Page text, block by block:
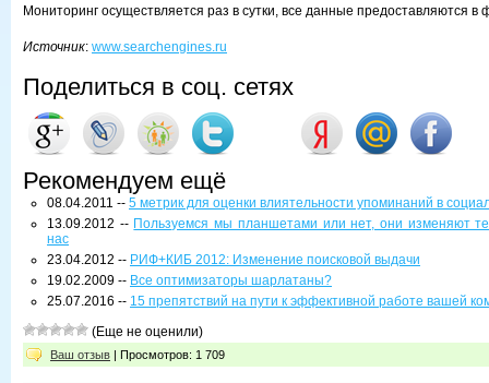
Мониторинг осуществляется раз в сутки, все данные предоставляются в
Источник: www.searchengines.ru
Поделиться в соц. сетях
Рекомендуем ещё
08.04.2011 -- 5 метрик для оценки влиятельности упоминаний в
13.09.2012 -- Пользуемся мы планшетами или нет, они изменяют
нас
23.04.2012 -- РИФ+КИБ 2012: Изменение поисковой выдачи
19.02.2009 -- Все оптимизаторы шарлатаны?
25.07.2016 -- 15 препятствий на пути к эффективной работе вашей
(Еще не оценили)
Ваш отзыв | Просмотров: 1 709